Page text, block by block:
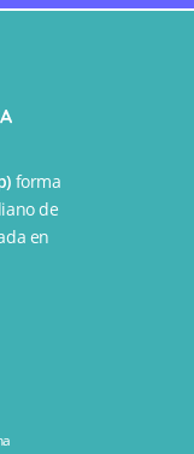
forma
de
en